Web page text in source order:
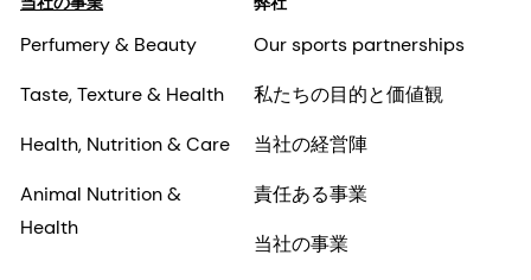
Perfumery & Beauty
Taste, Texture & Health
Health, Nutrition & Care
Animal Nutrition &
Health
Our sports partnerships
私たちの目的と価値観
当社の経営陣
責任ある事業
当社の事業